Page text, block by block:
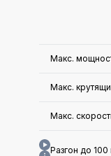
Макс.
Макс.
Макс.
Разгон до 100